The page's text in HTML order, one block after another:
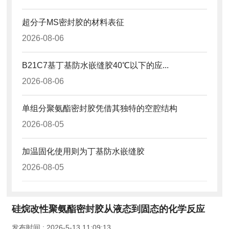
超分子MS密封胶的材料表征
2026-08-06
B21C7基丁基防水嵌缝胶40℃以下的应...
2026-08-06
单组分聚氨酯密封胶凭借其独特的空腔结构
2026-08-05
加温固化使用则为丁基防水嵌缝胶
2026-08-05
硅烷改性聚氨酯密封胶从液态到固态的化学反应